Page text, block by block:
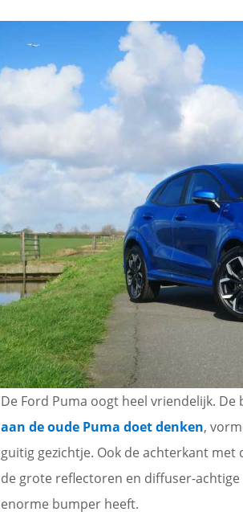
De Ford Puma oogt heel vriendelijk. De
aan de oude Puma doet denken,
guitig gezichtje. Ook de achterkant
de grote reflectoren en diffuser-
enorme bumper heeft.